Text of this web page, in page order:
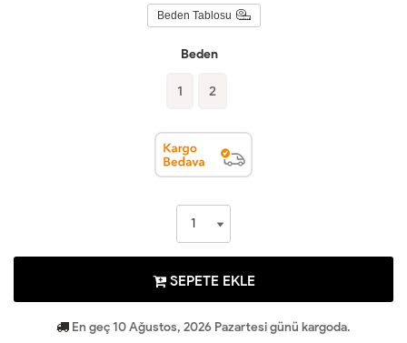
Beden Tablosu
Beden
1 2
SEPETE EKLE
En geç 10 Ağustos, 2026 Pazartesi günü kargoda.